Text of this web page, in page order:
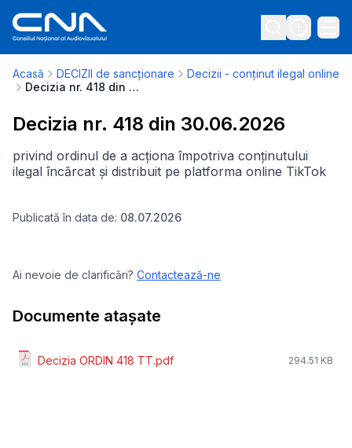
Acasă DECIZII de sancționare
Decizii - conținut ilegal online
Decizia nr. 418 din 30.06.2026
Decizia nr. 418 din 30.06.2026
privind ordinul de a acționa împotriva conținutului
ilegal încărcat și distribuit pe platforma online TikTok
Publicată în data de: 08.07.2026
Ai nevoie de clarificări? Contactează-ne
Documente atașate
Decizia ORDIN 418 TT.pdf 294.51 KB